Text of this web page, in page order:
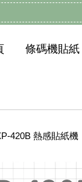
條碼機貼紙
420B 熱感貼紙